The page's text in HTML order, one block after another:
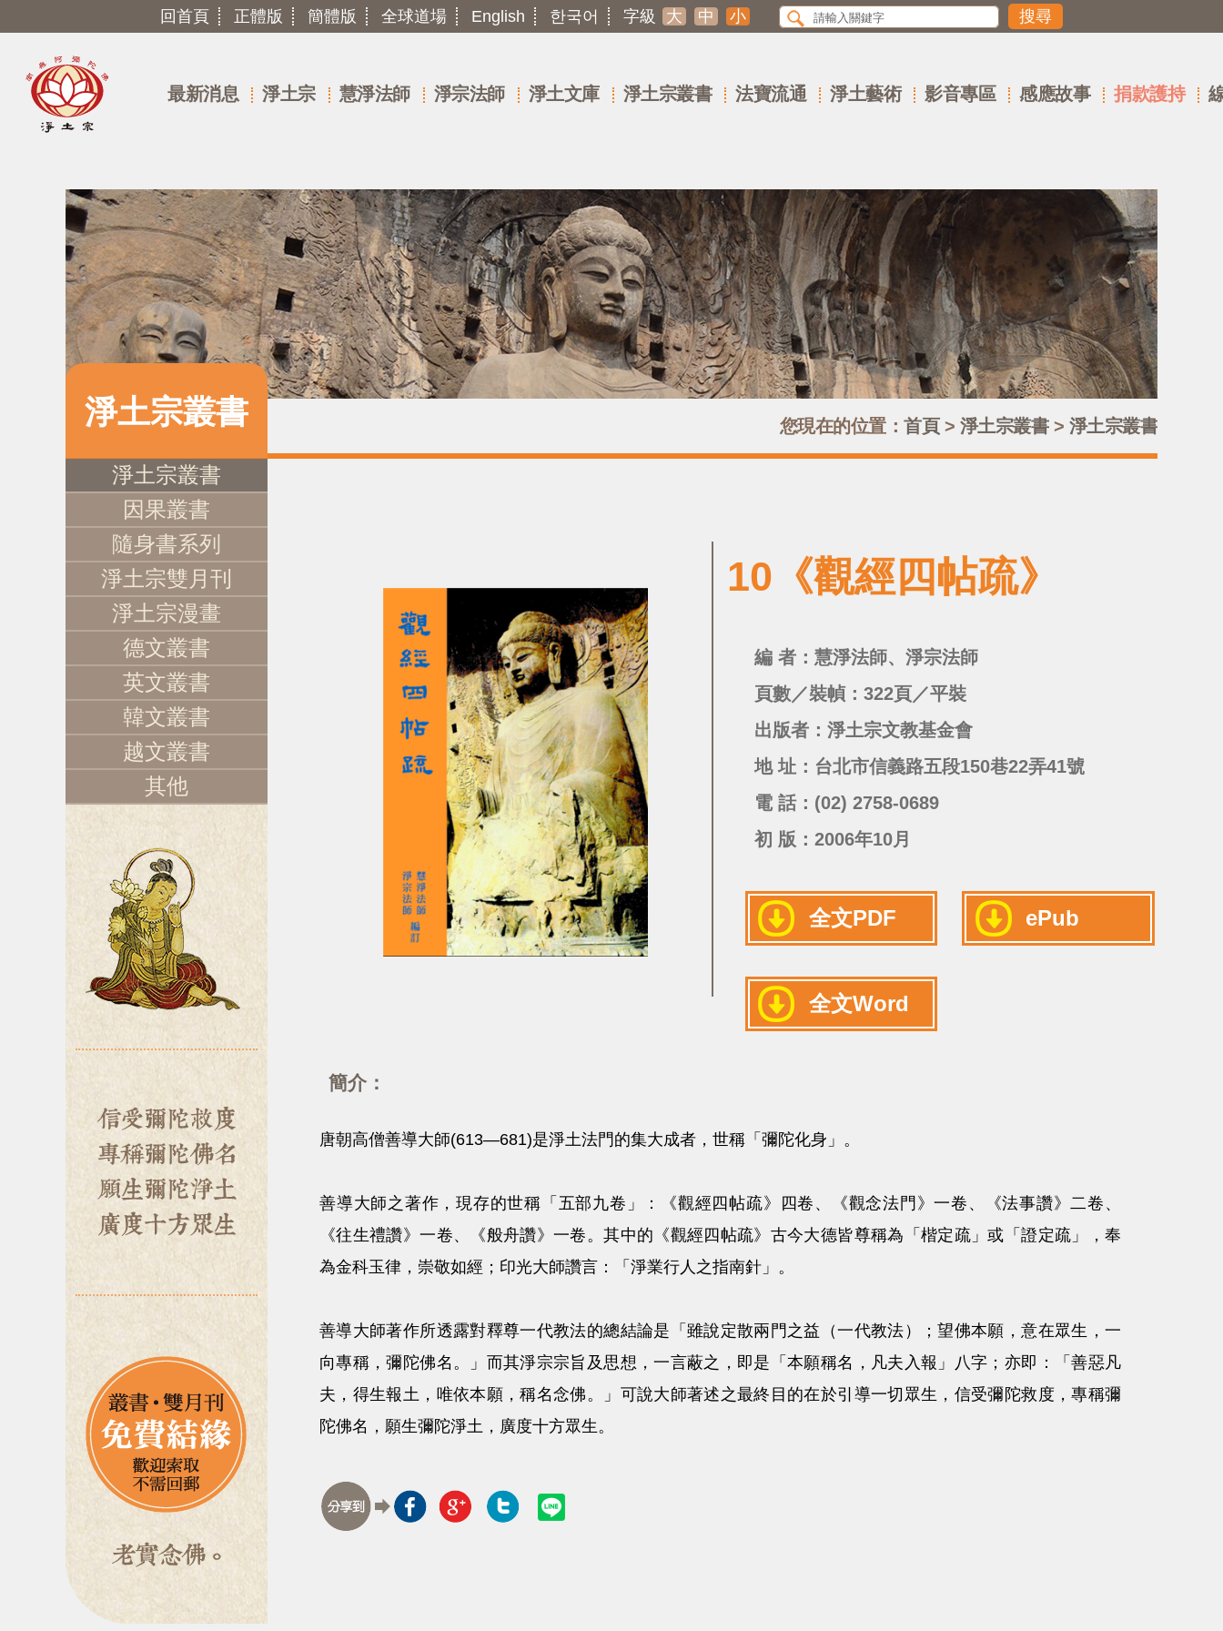
回首頁 正體版 簡體版 全球道場 English 한국어 字級 大 中 小
最新消息 淨土宗 慧淨法師 淨宗法師 淨土文庫 淨土宗叢書 法寶流通 淨土藝術 影音專區 感應故事 捐款護持
淨土宗叢書 您現在的位置： 首頁> 淨土宗叢書> 淨土宗叢書
淨土宗叢書
因果叢書
隨身書系列
淨土宗雙月刊
淨土宗漫畫
德文叢書
英文叢書
韓文叢書
越文叢書
其他
10《觀經四帖疏》
編 者：慧淨法師、淨宗法師
頁數／裝幀：322頁／平裝
出版者：淨土宗文教基金會
地 址：台北市信義路五段150巷22弄41號
電 話：(02) 2758-0689
初 版：2006年10月
全文PDF ePub
全文Word
簡介：
唐朝高僧善導大師(613—681)是淨土法門的集大成者，世稱「彌陀化身」。
善導大師之著作，現存的世稱「五部九卷」：《觀經四帖疏》四卷、《觀念法門》一卷、《法事讚》二卷、
《往生禮讚》一卷、《般舟讚》一卷。其中的《觀經四帖疏》古今大德皆尊稱為「楷定疏」或「證定疏」，奉
為金科玉律，崇敬如經；印光大師讚言：「淨業行人之指南針」。
善導大師著作所透露對釋尊一代教法的總結論是「雖說定散兩門之益（一代教法）；望佛本願，意在眾生，一
向專稱，彌陀佛名。」而其淨宗宗旨及思想，一言蔽之，即是「本願稱名，凡夫入報」八字；亦即：「善惡凡
夫，得生報土，唯依本願，稱名念佛。」可說大師著述之最終目的在於引導一切眾生，信受彌陀救度，專稱彌
陀佛名，願生彌陀淨土，廣度十方眾生。